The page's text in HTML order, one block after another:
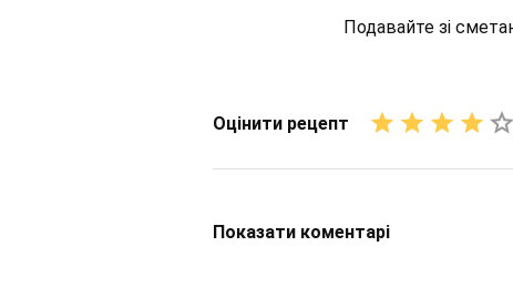
Подавайте зі
Оцінити рецепт
Показати коментарі